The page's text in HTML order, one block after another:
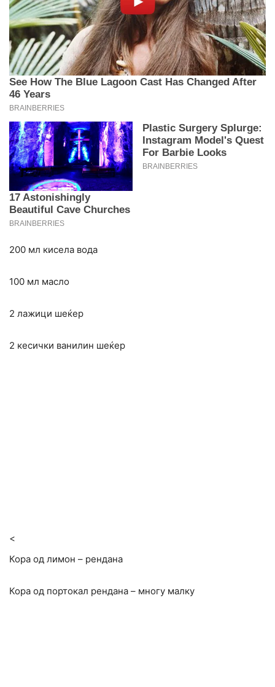
200 мл кисела вода
100 мл масло
2 лажици шеќер
2 кесички ванилин шеќер
<
Кора од лимон – рендана
Кора од портокал рендана – многу малку